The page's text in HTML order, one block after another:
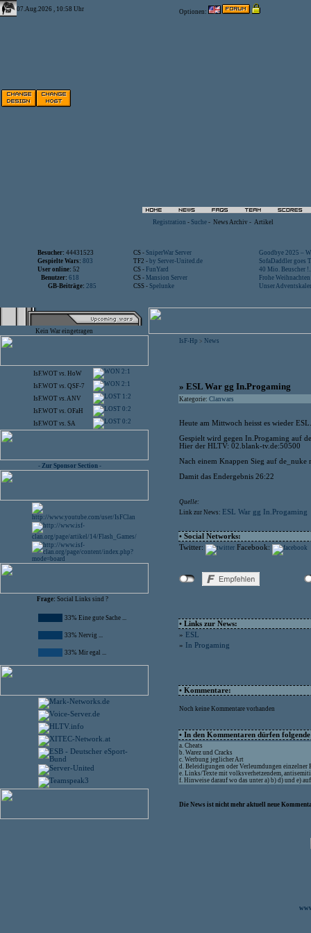
07.Aug.2026 , 10:58 Uhr Optionen:
Registration - Suche - News Archiv - Artikel
Besucher: 44431523 CS - SniperWar Server
Goodbye 2025 –
Gespielte Wars: 803 TF2 - by Server-United.de
SofaDaddler goes
User online: 52 CS - FunYard
40 Mio. Beuscher
Benutzer: 618 CS - Mansion Server
Frohe
GB-Beiträge: 285 CSS - Spelunke Unser
Kein War eingetragen
IsF.WOT vs. HoW 2:1
IsF.WOT vs. QSF-7 2:1
IsF.WOT vs.ANV 1:2
IsF.WOT vs. OFaH 0:2
IsF.WOT vs. SA 0:2
- Zur Sponsor Section -
Frage: Social Links sind ?
33% Eine gute Sache ...
33% Nervig ...
33% Mir egal ...
IsF-Hp > News
» ESL War gg In.Progaming
Kategorie: Clanwars
Heute am Mittwoch heisst es wieder ESL.
Gespielt wird gegen In.Progaming auf
Hier der HLTV: 02.blank-tv.de:50500
Nach einem Knappen Sieg auf
Damit das Endergebnis 26:22
Quelle:
Link zur News: ESL War gg In.Progaming
• Social Networks:
Twitter:
Facebook:
• Links zur News:
» ESL
»
In Progaming
• Kommentare:
Noch keine Kommentare vorhanden
• In den Kommentaren dürfen
a. Cheats
b. Warez und Cracks
c. Werbung jeglicher Art
d. Beleidigungen oder Verleumdungen einzelner
e. Links/Texte mit volksverhetzendem,
f. Hinweise darauf wo das unter a) b) d) und e)
Die News ist nicht mehr aktuell neue